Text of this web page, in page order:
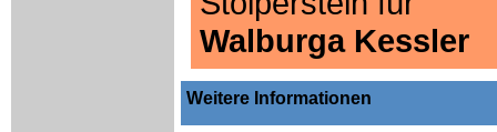
Walburga Kessler
Weitere Informationen